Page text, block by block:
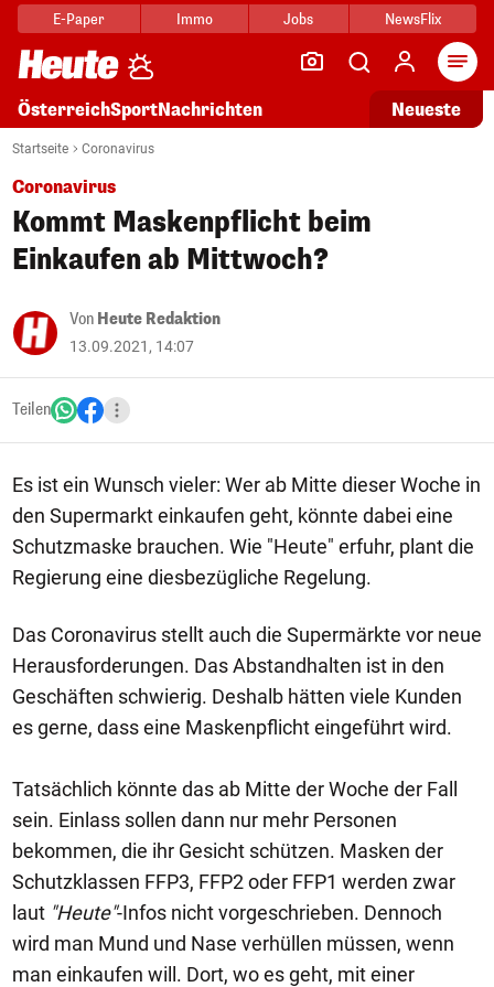
E-Paper Immo Jobs NewsFlix
ÖsterreichSportNachrichten Neueste
Startseite Coronavirus
Coronavirus
Kommt Maskenpflicht beim
Einkaufen ab Mittwoch?
Von Heute Redaktion
13.09.2021, 14:07
Teilen
Es ist ein Wunsch vieler: Wer ab Mitte dieser Woche in
den Supermarkt einkaufen geht, könnte dabei eine
Schutzmaske brauchen. Wie "Heute" erfuhr, plant die
Regierung eine diesbezügliche Regelung.
Das Coronavirus stellt auch die Supermärkte vor neue
Herausforderungen. Das Abstandhalten ist in den
Geschäften schwierig. Deshalb hätten viele Kunden
es gerne, dass eine Maskenpflicht eingeführt wird.
Tatsächlich könnte das ab Mitte der Woche der Fall
sein. Einlass sollen dann nur mehr Personen
bekommen, die ihr Gesicht schützen. Masken der
Schutzklassen FFP3, FFP2 oder FFP1 werden zwar
laut "Heute"-Infos nicht vorgeschrieben. Dennoch
wird man Mund und Nase verhüllen müssen, wenn
man einkaufen will. Dort, wo es geht, mit einer